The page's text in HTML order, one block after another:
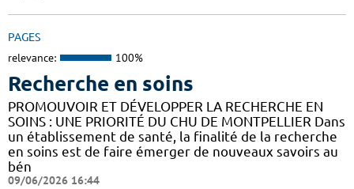
PAGES
relevance: 100%
Recherche en soins
PROMOUVOIR ET DÉVELOPPER LA RECHERCHE EN
SOINS : UNE PRIORITÉ DU CHU DE MONTPELLIER Dans
un établissement de santé, la finalité de la recherche
en soins est de faire émerger de nouveaux savoirs au
bén
09/06/2026 16:44